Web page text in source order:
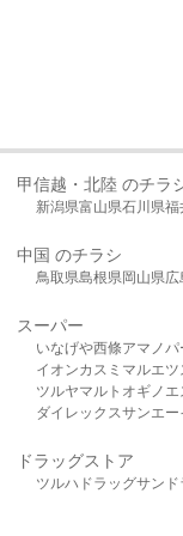
甲信越・北陸 のチラ
新潟県富山県石川県福
中国 のチラシ
鳥取県島根県岡山県広
スーパー
いなげや西條アマノ
イオンカスミ マルエツ
ツルヤマルト オギノ エ
ダイレックスサンエー
ドラッグストア
ツルハドラッグサン